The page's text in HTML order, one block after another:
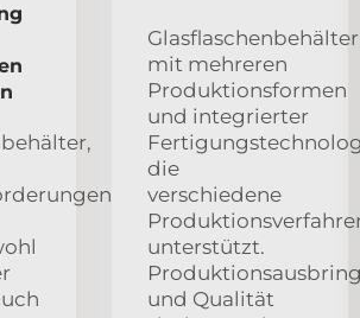
Glasflaschenbehälter
mit mehreren
Produktionsformen
und integrierter
die
verschiedene
unterstützt.
und Qualität